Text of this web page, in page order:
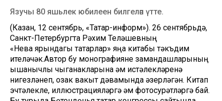
Язучы 80 яшьлек юбилеен билгеләп үтте.
(Казан, 12 сентябрь, «Татар-информ»). 26 сентябрьдә,
Санкт-Петербургта Рәхим Теләшевның
«Нева ярындагы татарлар» яңа китабы тәкъдим
ителәчәк.Автор бу монографияне замандашларының
ышанычлы чыганакларына һәм истәлекләренә
нигезләнеп, озак вакыт дәвамында әзерләгән. Китап
эчтәлекле, иллюстрацияләргә һәм фотосурәтләргә бай.